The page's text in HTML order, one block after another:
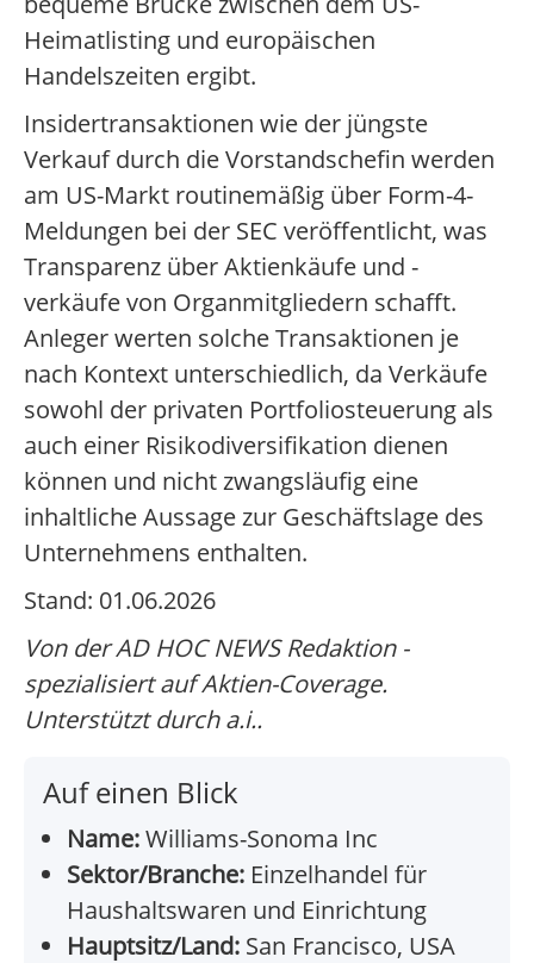
Heimatlisting und europäischen
Handelszeiten ergibt.
Insidertransaktionen wie der jüngste
Verkauf durch die Vorstandschefin werden
am US-Markt routinemäßig über Form-4-
Meldungen bei der SEC veröffentlicht, was
Transparenz über Aktienkäufe und -
verkäufe von Organmitgliedern schafft.
Anleger werten solche Transaktionen je
nach Kontext unterschiedlich, da Verkäufe
sowohl der privaten Portfoliosteuerung als
auch einer Risikodiversifikation dienen
können und nicht zwangsläufig eine
inhaltliche Aussage zur Geschäftslage des
Unternehmens enthalten.
Stand: 01.06.2026
Von der AD HOC NEWS Redaktion -
spezialisiert auf Aktien-Coverage.
Unterstützt durch a.i..
Auf einen Blick
Name:Williams-Sonoma Inc
Sektor/Branche: Einzelhandel für
Haushaltswaren und Einrichtung
Hauptsitz/Land: San Francisco, USA